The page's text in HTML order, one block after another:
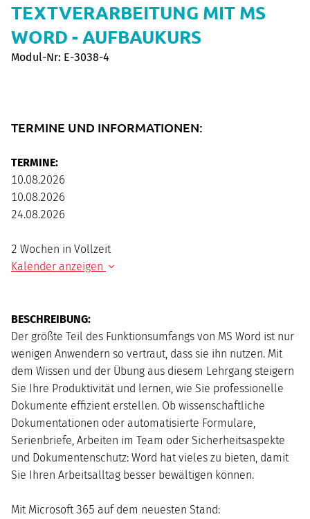
TEXTVERARBEITUNG MIT MS
WORD - AUFBAUKURS
Modul-Nr: E-3038-4
TERMINE UND INFORMATIONEN:
TERMINE:
10.08.2026
10.08.2026
24.08.2026
2 Wochen in Vollzeit
Kalender anzeigen
Mo Di
10
12 14 15
17
18 19 22
24
25 26 28
31
BESCHREIBUNG:
Der größte Teil des Funktionsumfangs von MS Word ist nur
wenigen Anwendern so vertraut, dass sie ihn nutzen. Mit
dem Wissen und der Übung aus diesem Lehrgang steigern
Sie Ihre Produktivität und lernen, wie Sie professionelle
Dokumente effizient erstellen. Ob wissenschaftliche
Dokumentationen oder automatisierte Formulare,
Serienbriefe, Arbeiten im Team oder Sicherheitsaspekte
und Dokumentenschutz: Word hat vieles zu bieten, damit
Sie Ihren Arbeitsalltag besser bewältigen können.
Mit Microsoft 365 auf dem neuesten Stand: